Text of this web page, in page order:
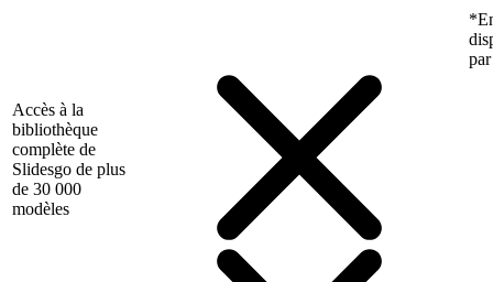
Accès à la
bibliothèque
complète de
Slidesgo de plus
de 30 000
modèles